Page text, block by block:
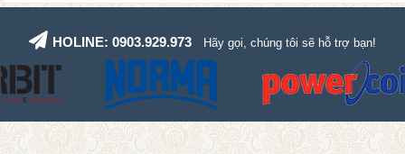
HOLINE: 0903.929.973 Hãy gọi, chúng tôi sẽ hỗ trợ bạn!